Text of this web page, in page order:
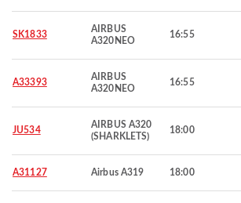
SK1833
AIRBUS
A320NEO
16:55
A33393
AIRBUS
A320NEO
16:55
JU534
AIRBUS A320
(SHARKLETS)
18:00
A31127 Airbus A319 18:00